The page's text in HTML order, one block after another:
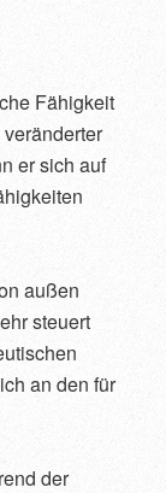
Fähigkeit
er sich auf
außen
steuert
an den für
der